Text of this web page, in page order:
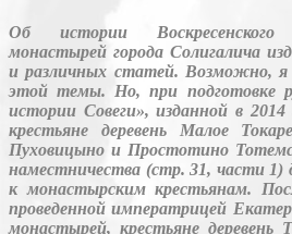
Об истории Воскресенского
монастырей города Солигалича
и различных статей. Возможно,
этой темы. Но, при подготовке
истории Совеги», изданной в
крестьяне деревень Малое
Пуховицыно и Простотино
наместничества (стр. 31, части 1)
к монастырским крестьянам.
проведенной императрицей
монастырей, крестьяне деревень